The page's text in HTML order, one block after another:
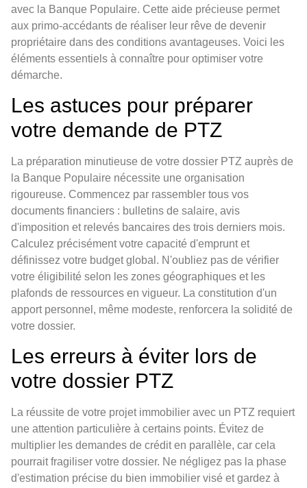
avec la Banque Populaire. Cette aide précieuse permet
aux primo-accédants de réaliser leur rêve de devenir
propriétaire dans des conditions avantageuses. Voici les
éléments essentiels à connaître pour optimiser votre
démarche.
Les astuces pour préparer
votre demande de PTZ
La préparation minutieuse de votre dossier PTZ auprès de
la Banque Populaire nécessite une organisation
rigoureuse. Commencez par rassembler tous vos
documents financiers : bulletins de salaire, avis
d'imposition et relevés bancaires des trois derniers mois.
Calculez précisément votre capacité d'emprunt et
définissez votre budget global. N'oubliez pas de vérifier
votre éligibilité selon les zones géographiques et les
plafonds de ressources en vigueur. La constitution d'un
apport personnel, même modeste, renforcera la solidité de
votre dossier.
Les erreurs à éviter lors de
votre dossier PTZ
La réussite de votre projet immobilier avec un PTZ requiert
une attention particulière à certains points. Évitez de
multiplier les demandes de crédit en parallèle, car cela
pourrait fragiliser votre dossier. Ne négligez pas la phase
d'estimation précise du bien immobilier visé et gardez à